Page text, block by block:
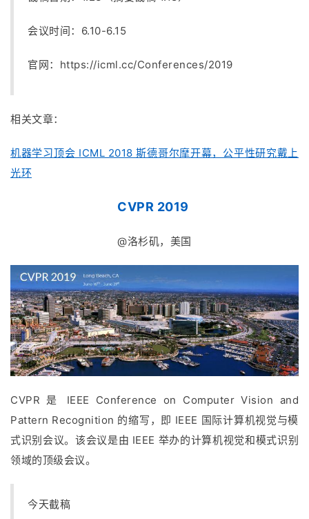
会议时间：6.10-6.15
官网： https://icml.cc/Conferences/2019
相关文章：
机器学习顶会 ICML 2018 斯德哥尔摩开幕，公平性研究戴上
光环
CVPR 2019
@洛杉矶，美国
CVPR 是 IEEE Conference on Computer Vision and
Pattern Recognition 的缩写，即 IEEE 国际计算机视觉与模
式识别会议。该会议是由 IEEE 举办的计算机视觉和模式识别
领域的顶级会议。
今天截稿